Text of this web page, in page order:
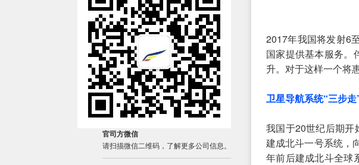
官司方微信
请扫描微信二维码，了解更多公司信息。
2017年我国将发射6
国家提供基本服务。
升。对于这样一个将
卫星导航系统“三步
我国于20世纪后期开
建成北斗一号系统，
年前后建成北斗全球